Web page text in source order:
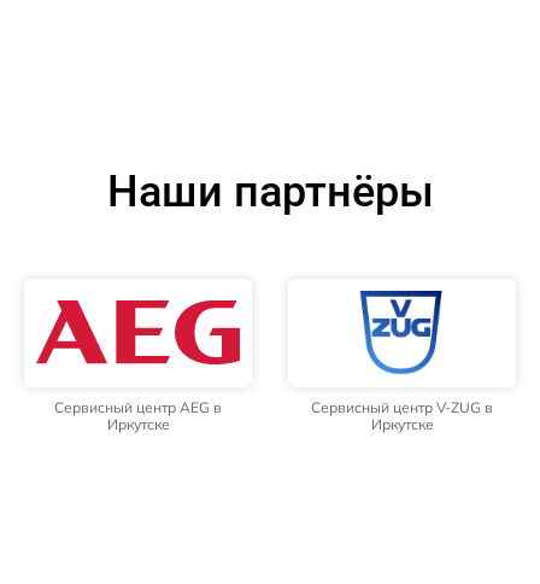
Наши партнёры
Сервисный центр AEG в
Иркутске
Сервисный центр V-ZUG в
Иркутске